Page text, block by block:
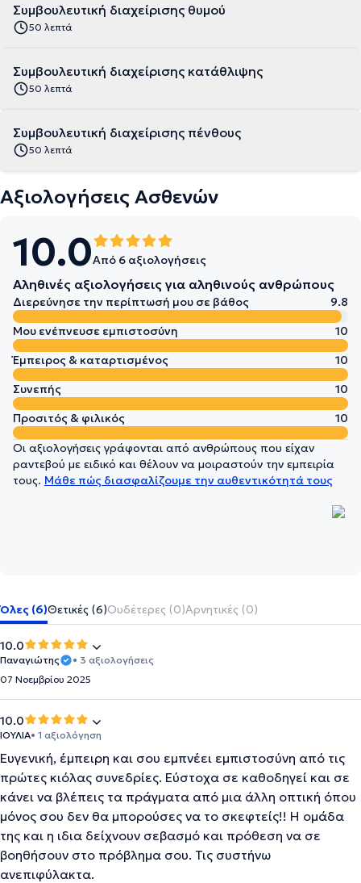
Συμβουλευτική διαχείρισης θυμού
50 λεπτά
Συμβουλευτική διαχείρισης κατάθλιψης
50 λεπτά
Συμβουλευτική διαχείρισης πένθους
50 λεπτά
Αξιολογήσεις Ασθενών
10.0Από 6 αξιολογήσεις
Αληθινές αξιολογήσεις για αληθινούς ανθρώπους
Διερεύνησε την περίπτωσή μου σε βάθος
9.8
Μου ενέπνευσε εμπιστοσύνη
10
Έμπειρος & καταρτισμένος
10
Συνεπής
10
Προσιτός & φιλικός
10
Οι αξιολογήσεις γράφονται από ανθρώπους που είχαν
ραντεβού με ειδικό και θέλουν να μοιραστούν την εμπειρία
τους. Μάθε πώς διασφαλίζουμε την αυθεντικότητά τους
Όλες (6)Θετικές (6)Ουδέτερες (0)Αρνητικές (0)
10.0
Παναγιώτης
• 3 αξιολογήσεις
07 Νοεμβρίου 2025
10.0
ΙΟΥΛΙΑ• 1 αξιολόγηση
Ευγενική, έμπειρη και σου εμπνέει εμπιστοσύνη από τις
πρώτες κιόλας συνεδρίες. Εύστοχα σε καθοδηγεί και σε
κάνει να βλέπεις τα πράγματα από μια άλλη οπτική όπου
μόνος σου δεν θα μπορούσες να το σκεφτείς!! Η ομάδα
της και η ιδια δείχνουν σεβασμό και πρόθεση να σε
βοηθήσουν στο πρόβλημα σου. Τις συστήνω
ανεπιφύλακτα.